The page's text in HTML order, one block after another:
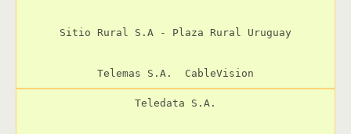
Sitio Rural S.A - Plaza Rural Uruguay
Telemas S.A.  CableVision
Teledata S.A.